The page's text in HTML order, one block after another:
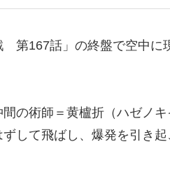
第167話」の終盤で空中に
の術師＝黄櫨折（ハゼノ
して飛ばし、爆発を引き起